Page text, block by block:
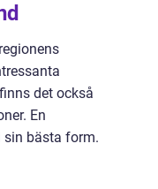
det också
En
bästa form.